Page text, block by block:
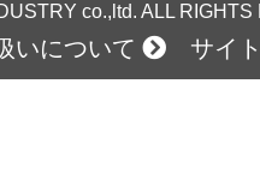
co.,ltd. ALL
いについて サイ